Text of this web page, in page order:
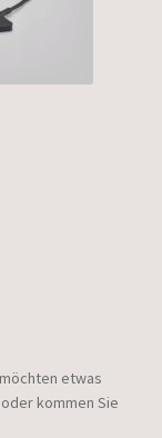
etwas
kommen Sie